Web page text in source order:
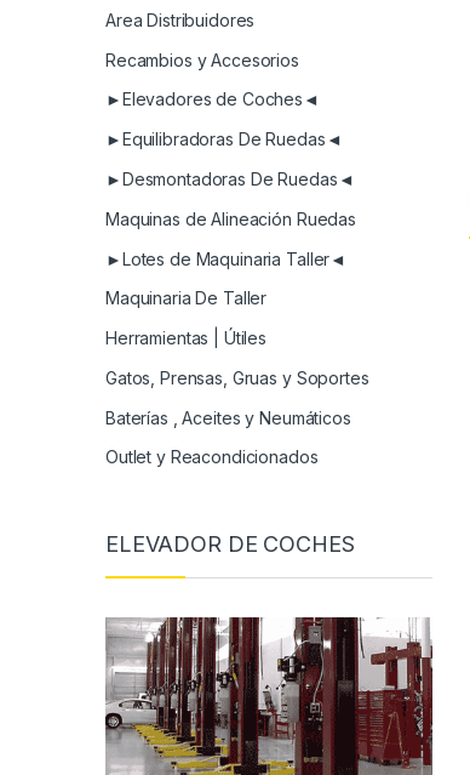
Area Distribuidores
Recambios y Accesorios
►Elevadores de Coches◄
►Equilibradoras De Ruedas◄
►Desmontadoras De Ruedas◄
Maquinas de Alineación Ruedas
►Lotes de Maquinaria Taller◄
Maquinaria De Taller
Herramientas | Útiles
Gatos, Prensas, Gruas y Soportes
Baterías , Aceites y Neumáticos
Outlet y Reacondicionados
ELEVADOR DE COCHES